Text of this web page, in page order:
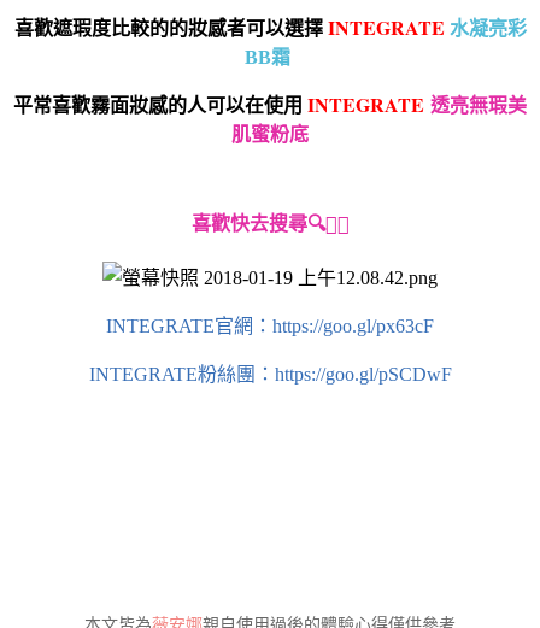
喜歡遮瑕度比較的的妝感者可以選擇 INTEGRATE 水凝亮彩
BB霜
平常喜歡霧面妝感的人可以在使用 INTEGRATE 透亮無瑕美
肌蜜粉底
喜歡快去搜尋🔍👇🏻
INTEGRATE官網：https://goo.gl/px63cF
INTEGRATE粉絲團：https://goo.gl/pSCDwF